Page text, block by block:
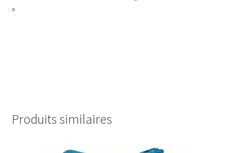
°
Produits similaires